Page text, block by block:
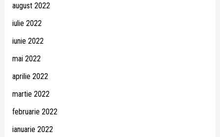
august 2022
iulie 2022
iunie 2022
mai 2022
aprilie 2022
martie 2022
februarie 2022
ianuarie 2022